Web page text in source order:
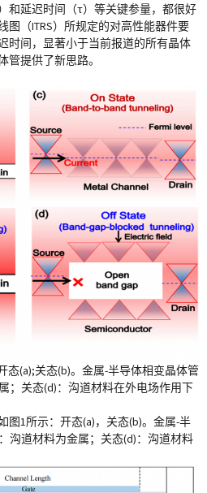
和延迟时间（τ）等关键参量，都很好
图（ITRS）所规定的对高性能器件要
时间，显著小于当前报道的所有晶体
提供了新思路。
态(a);关态(b)。金属-半导体相变晶体管
；关态(d)：沟道材料在外电场作用下
图1所示：开态(a)，关态(b)。金属-半
沟道材料为金属；关态(d)：沟道材料